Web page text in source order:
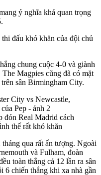
ý nghĩa khá quan trọng
đấu khó khăn của đội chủ
chung cuộc 4-0 và giành
Magpies cũng đã có mặt
sân Birmingham City.
đón Real Madrid cách
thế rất khó khăn
qua rất ấn tượng. Ngoài
và Fulham, đoàn
toàn thắng cả 12 lần ra sân
6 chiến thắng khi xa nhà gần